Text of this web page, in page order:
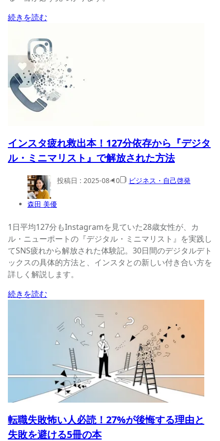
続きを読む
インスタ疲れ救出本！127分依存から『デジタ
ル・ミニマリスト』で解放された方法
森田 美優
投稿日 : 2025-08-10 ビジネス・自己啓発
1日平均127分もInstagramを見ていた28歳女性が、カ
ル・ニューポートの『デジタル・ミニマリスト』を実践し
てSNS疲れから解放された体験記。30日間のデジタルデト
ックスの具体的方法と、インスタとの新しい付き合い方を
詳しく解説します。
続きを読む
転職失敗怖い人必読！27%が後悔する理由と
失敗を避ける5冊の本